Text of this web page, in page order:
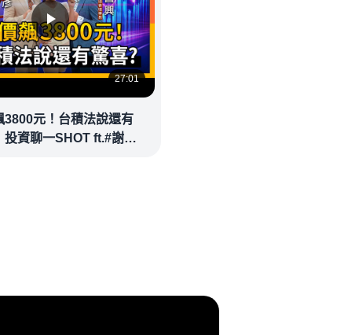
27:01
3800元！台積法說還有
投資聊一SHOT ft.#謝晨